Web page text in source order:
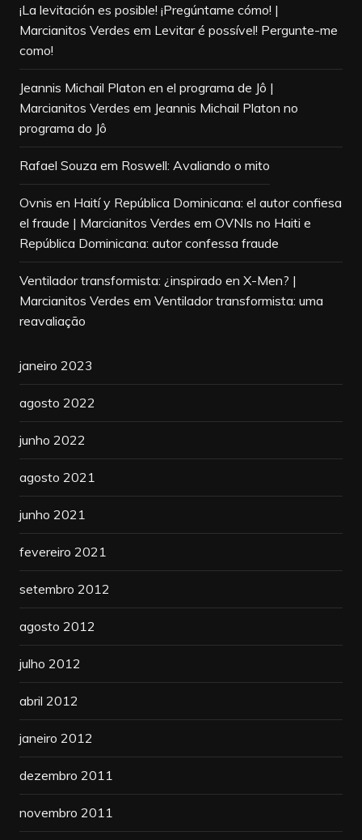
¡La levitación es posible! ¡Pregúntame cómo! |
Marcianitos Verdes em Levitar é possível! Pergunte-me
como!
Jeannis Michail Platon en el programa de Jô |
Marcianitos Verdes em Jeannis Michail Platon no
programa do Jô
Rafael Souza em Roswell: Avaliando o mito
Ovnis en Haití y República Dominicana: el autor confiesa
el fraude | Marcianitos Verdes em OVNIs no Haiti e
República Dominicana: autor confessa fraude
Ventilador transformista: ¿inspirado en X-Men? |
Marcianitos Verdes em Ventilador transformista: uma
reavaliação
janeiro 2023
agosto 2022
junho 2022
agosto 2021
junho 2021
fevereiro 2021
setembro 2012
agosto 2012
julho 2012
abril 2012
janeiro 2012
dezembro 2011
novembro 2011